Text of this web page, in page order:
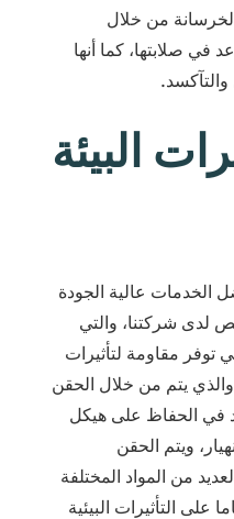
من خلال
في صلابتها، كما أنها
البيئة
الخدمات عالية الجودة
لدى شركتنا، والتي
توفر مقاومة لتأثيرات
والذي يتم من خلال الحقن
في الحفاظ على هيكل
ويتم الحقن
من المواد المختلفة
على التأثيرات البيئية